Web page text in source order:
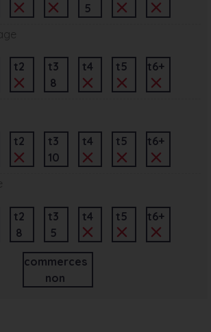
5
t2
t3
8
t4 t5 t6+
t2
t3
10
t4 t5 t6+
t2
8
t3
5
t4 t5 t6+
commerces
non